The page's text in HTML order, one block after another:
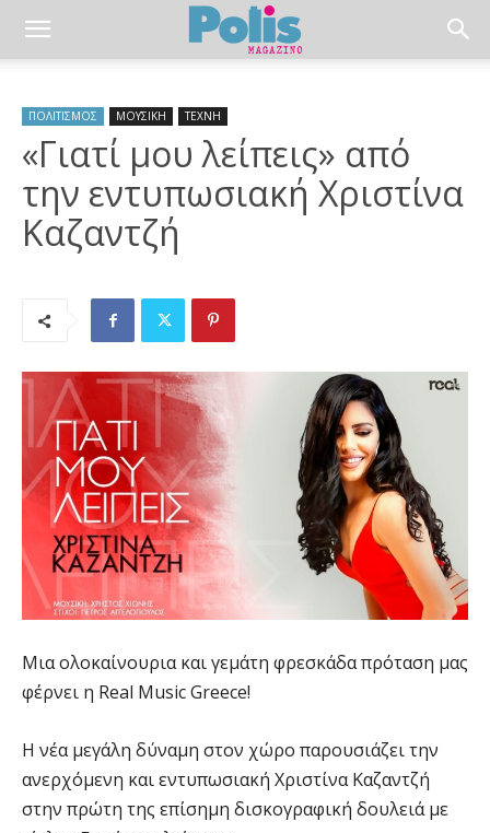
ΠΟΛΙΤΙΣΜΟΣ ΜΟΥΣΙΚΗ ΤΕΧΝΗ
«Γιατί μου λείπεις» από
την εντυπωσιακή Χριστίνα
Καζαντζή
Μια ολοκαίνουρια και γεμάτη φρεσκάδα πρόταση μας
φέρνει η Real Music Greece!
Η νέα μεγάλη δύναμη στον χώρο παρουσιάζει την
ανερχόμενη και εντυπωσιακή Χριστίνα Καζαντζή
στην πρώτη της επίσημη δισκογραφική δουλειά με